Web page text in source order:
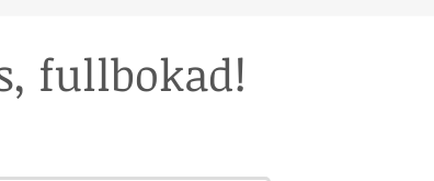
fullbokad!